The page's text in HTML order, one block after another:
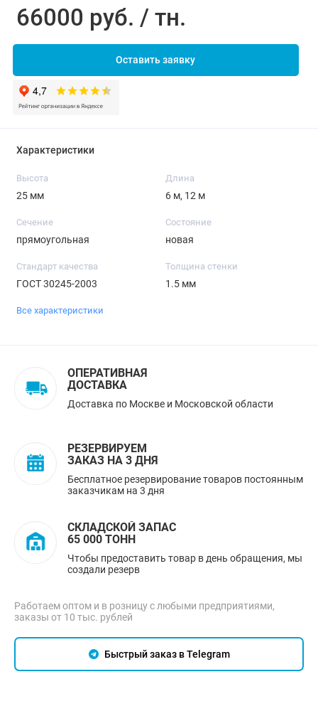
66000 руб. / тн.
Оставить заявку
Характеристики
Высота
25 мм
Длина
6 м, 12 м
Сечение
прямоугольная
Состояние
новая
Стандарт качества
ГОСТ 30245-2003
Толщина стенки
1.5 мм
Все характеристики
ОПЕРАТИВНАЯ
ДОСТАВКА
Доставка по Москве и Московской области
РЕЗЕРВИРУЕМ
ЗАКАЗ НА 3 ДНЯ
Бесплатное резервирование товаров постоянным
заказчикам на 3 дня
СКЛАДСКОЙ ЗАПАС
65 000 ТОНН
Чтобы предоставить товар в день обращения, мы
создали резерв
Работаем оптом и в розницу с любыми предприятиями,
заказы от 10 тыс. рублей
Быстрый заказ в Telegram